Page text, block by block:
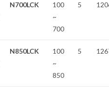
N700LCK
100
~
700
5
N850LCK
100
~
850
5